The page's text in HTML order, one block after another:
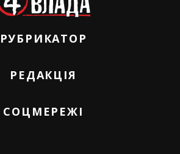
РУБРИКАТОР
РЕДАКЦІЯ
СОЦМЕРЕЖІ